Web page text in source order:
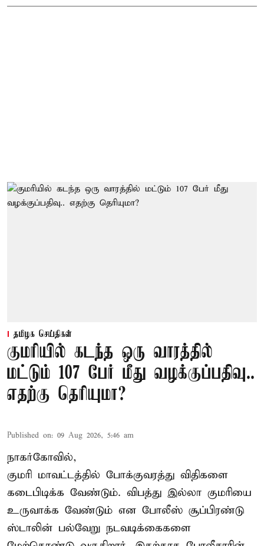
தமிழக செய்திகள்
குமரியில் கடந்த ஒரு வாரத்தில்
மட்டும் 107 பேர் மீது வழக்குப்பதிவு..
எதற்கு தெரியுமா?
Published on: 09 Aug 2026, 5:46 am
நாகர்கோவில்,
குமரி மாவட்டத்தில் போக்குவரத்து விதிகளை
கடைபிடிக்க வேண்டும். விபத்து இல்லா குமரியை
உருவாக்க வேண்டும் என போலீஸ் சூப்பிரண்டு
ஸ்டாலின் பல்வேறு நடவடிக்கைகளை